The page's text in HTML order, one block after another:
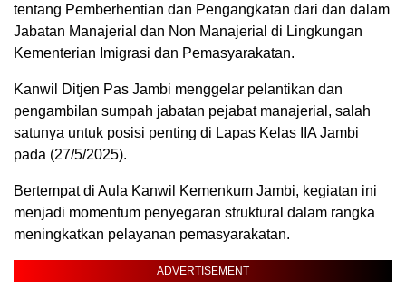
tentang Pemberhentian dan Pengangkatan dari dan dalam
Jabatan Manajerial dan Non Manajerial di Lingkungan
Kementerian Imigrasi dan Pemasyarakatan.
Kanwil Ditjen Pas Jambi menggelar pelantikan dan
pengambilan sumpah jabatan pejabat manajerial, salah
satunya untuk posisi penting di Lapas Kelas IIA Jambi
pada (27/5/2025).
Bertempat di Aula Kanwil Kemenkum Jambi, kegiatan ini
menjadi momentum penyegaran struktural dalam rangka
meningkatkan pelayanan pemasyarakatan.
ADVERTISEMENT